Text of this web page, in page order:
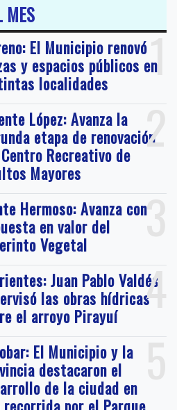
MES
1
El Municipio renovó
y espacios públicos en
localidades
2
López: Avanza la
etapa de renovación
Recreativo de
Mayores
3
Hermoso: Avanza con
en valor del
Vegetal
4
Juan Pablo Valdés
las obras hídricas
el arroyo Pirayuí
5
El Municipio y la
destacaron el
de la ciudad en